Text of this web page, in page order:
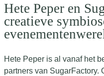
Hete Peper en
creatieve
Hete Peper is al vanaf het
partners van SugarFactory.